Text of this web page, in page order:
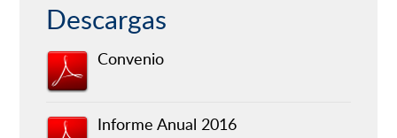
Descargas
Convenio
Informe Anual 2016